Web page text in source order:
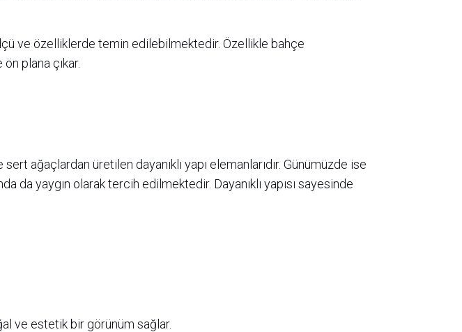
ve özelliklerde temin edilebilmektedir. Özellikle bahçe
plana çıkar.
ağaçlardan üretilen dayanıklı yapı elemanlarıdır. Günümüzde ise
yaygın olarak tercih edilmektedir. Dayanıklı yapısı sayesinde
ve estetik bir görünüm sağlar.